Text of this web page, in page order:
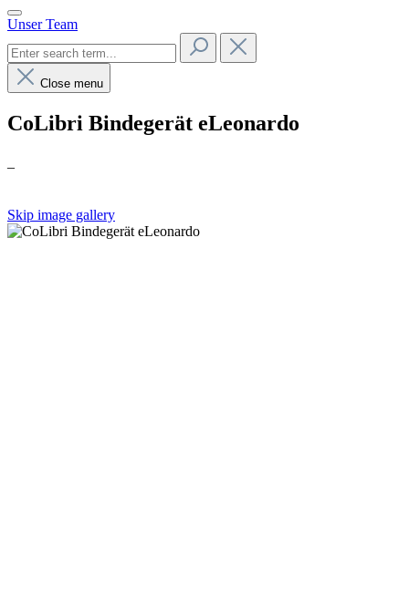
Unser Team
Close menu
CoLibri Bindegerät eLeonardo
Skip image gallery